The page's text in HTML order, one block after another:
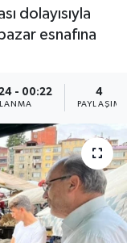
dolayısıyla
esnafına
- 00:22 4
PAYLAŞIM